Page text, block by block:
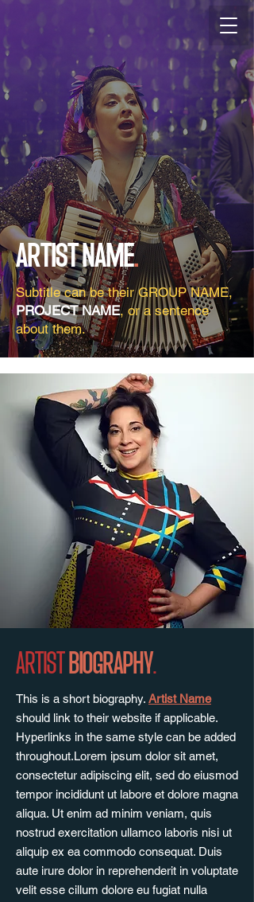
ARTIST NAME.
Subtitle can be their GROUP NAME,
PROJECT NAME, or a sentence
about them.
ARTIST BIOGRAPHY
This is a short biography. Artist Name
should link to their website if applicable.
Hyperlinks in the same style can be added
throughout.Lorem ipsum dolor sit amet,
consectetur adipiscing elit, sed do eiusmod
tempor incididunt ut labore et dolore magna
aliqua. Ut enim ad minim veniam, quis
nostrud exercitation ullamco laboris nisi ut
aliquip ex ea commodo consequat. Duis
aute irure dolor in reprehenderit in voluptate
velit esse cillum dolore eu fugiat nulla